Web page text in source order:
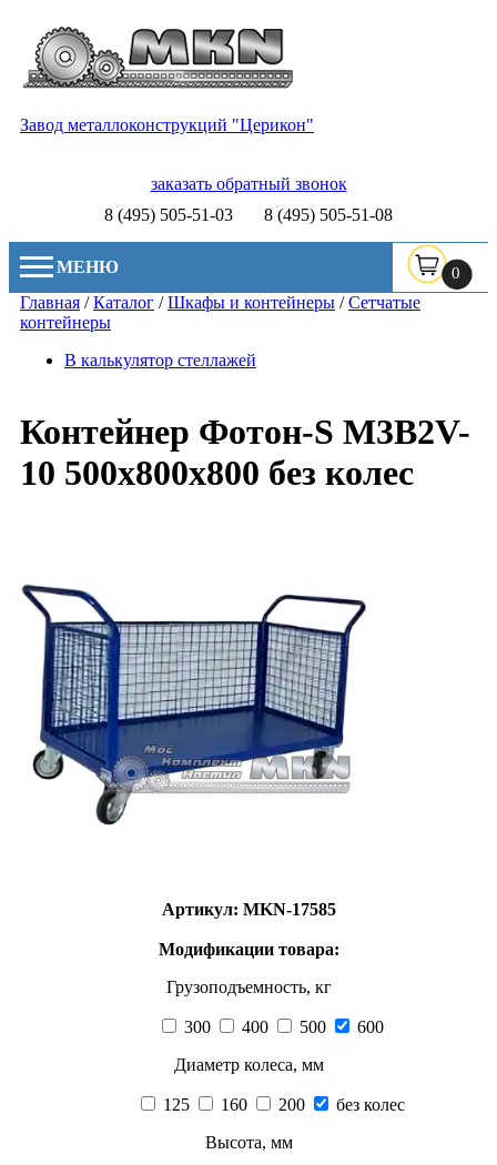
Завод металлоконструкций "Церикон"
заказать обратный звонок
8 (495) 505-51-03
8 (495) 505-51-08
0
МЕНЮ
Главная /Каталог /Шкафы и контейнеры /Сетчатые
контейнеры
В калькулятор стеллажей
Контейнер Фотон-S M3B2V-
10 500х800х800 без колес
Артикул: MKN-17585
Модификации товара:
Грузоподъемность, кг
300 400 500
600
Диаметр колеса, мм
125 160 200
без колес
Высота, мм